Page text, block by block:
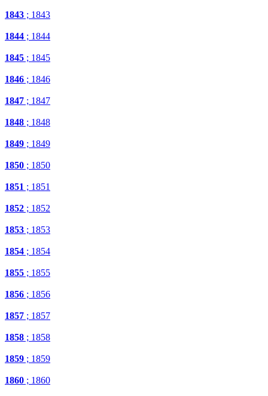
1843 ; 1843
1844 ; 1844
1845 ; 1845
1846 ; 1846
1847 ; 1847
1848 ; 1848
1849 ; 1849
1850 ; 1850
1851 ; 1851
1852 ; 1852
1853 ; 1853
1854 ; 1854
1855 ; 1855
1856 ; 1856
1857 ; 1857
1858 ; 1858
1859 ; 1859
1860 ; 1860